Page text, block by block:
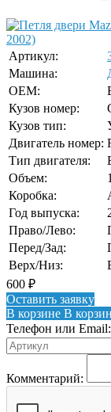
Артикул:
Машина:
OEM:
Кузов номер:
Кузов тип:
Двигатель номер:
Тип двигателя:
Объем:
Коробка:
Год выпуска:
Право/Лево:
Перед/Зад:
Верх/Низ:
600 ₽
Оставить заявку
В корзине В
Телефон или Email:
Комментарий: